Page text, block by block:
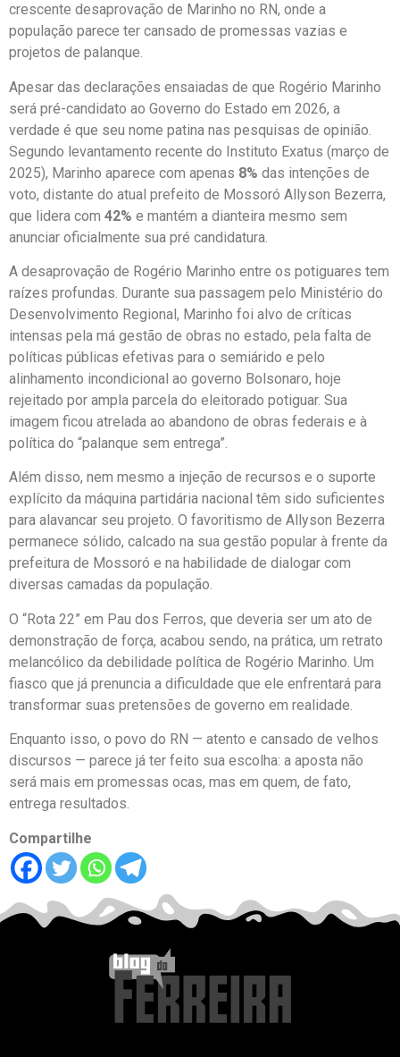
crescente desaprovação de Marinho no RN, onde a
população parece ter cansado de promessas vazias e
projetos de palanque.
Apesar das declarações ensaiadas de que Rogério Marinho
será pré-candidato ao Governo do Estado em 2026, a
verdade é que seu nome patina nas pesquisas de opinião.
Segundo levantamento recente do Instituto Exatus (março de
2025), Marinho aparece com apenas 8% das intenções de
voto, distante do atual prefeito de Mossoró Allyson Bezerra,
que lidera com 42% e mantém a dianteira mesmo sem
anunciar oficialmente sua pré candidatura.
A desaprovação de Rogério Marinho entre os potiguares tem
raízes profundas. Durante sua passagem pelo Ministério do
Desenvolvimento Regional, Marinho foi alvo de críticas
intensas pela má gestão de obras no estado, pela falta de
políticas públicas efetivas para o semiárido e pelo
alinhamento incondicional ao governo Bolsonaro, hoje
rejeitado por ampla parcela do eleitorado potiguar. Sua
imagem ficou atrelada ao abandono de obras federais e à
política do “palanque sem entrega”.
Além disso, nem mesmo a injeção de recursos e o suporte
explícito da máquina partidária nacional têm sido suficientes
para alavancar seu projeto. O favoritismo de Allyson Bezerra
permanece sólido, calcado na sua gestão popular à frente da
prefeitura de Mossoró e na habilidade de dialogar com
diversas camadas da população.
O “Rota 22” em Pau dos Ferros, que deveria ser um ato de
demonstração de força, acabou sendo, na prática, um retrato
melancólico da debilidade política de Rogério Marinho. Um
fiasco que já prenuncia a dificuldade que ele enfrentará para
transformar suas pretensões de governo em realidade.
Enquanto isso, o povo do RN — atento e cansado de velhos
discursos — parece já ter feito sua escolha: a aposta não
será mais em promessas ocas, mas em quem, de fato,
entrega resultados.
Compartilhe